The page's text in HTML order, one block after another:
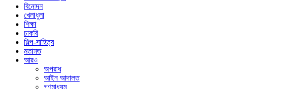
বিনোদন
খেলাধুলা
শিক্ষা
চাকরি
শিল্প-সাহিত্য
মতামত
আরও
অপরাধ
আইন আদালত
গণমাধ্যম